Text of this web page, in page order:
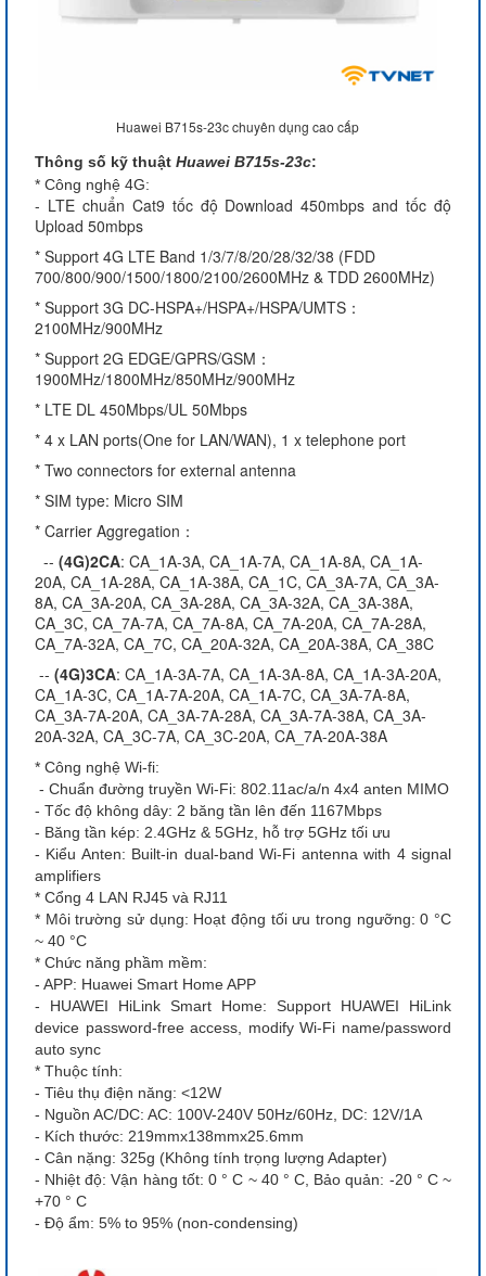
Huawei B715s-23c chuyên dụng cao cấp
Thông số kỹ thuật Huawei B715s-23c:
* Công nghệ 4G:
- LTE chuẩn Cat9 tốc độ Download 450mbps and tốc độ
Upload 50mbps
* Support 4G LTE Band 1/3/7/8/20/28/32/38 (FDD
700/800/900/1500/1800/2100/2600MHz & TDD 2600MHz)
* Support 3G DC-HSPA+/HSPA+/HSPA/UMTS：
2100MHz/900MHz
* Support 2G EDGE/GPRS/GSM：
1900MHz/1800MHz/850MHz/900MHz
* LTE DL 450Mbps/UL 50Mbps
* 4 x LAN ports(One for LAN/WAN), 1 x telephone port
* Two connectors for external antenna
* SIM type: Micro SIM
* Carrier Aggregation：
-- (4G)2CA: CA_1A-3A, CA_1A-7A, CA_1A-8A, CA_1A-
20A, CA_1A-28A, CA_1A-38A, CA_1C, CA_3A-7A, CA_3A-
8A, CA_3A-20A, CA_3A-28A, CA_3A-32A, CA_3A-38A,
CA_3C, CA_7A-7A, CA_7A-8A, CA_7A-20A, CA_7A-28A,
CA_7A-32A, CA_7C, CA_20A-32A, CA_20A-38A, CA_38C
-- (4G)3CA: CA_1A-3A-7A, CA_1A-3A-8A, CA_1A-3A-20A,
CA_1A-3C, CA_1A-7A-20A, CA_1A-7C, CA_3A-7A-8A,
CA_3A-7A-20A, CA_3A-7A-28A, CA_3A-7A-38A, CA_3A-
20A-32A, CA_3C-7A, CA_3C-20A, CA_7A-20A-38A
* Công nghệ Wi-fi:
- Chuẩn đường truyền Wi-Fi: 802.11ac/a/n 4x4 anten MIMO
- Tốc độ không dây: 2 băng tần lên đến 1167Mbps
- Băng tần kép: 2.4GHz & 5GHz, hỗ trợ 5GHz tối ưu
- Kiểu Anten: Built-in dual-band Wi-Fi antenna with 4 signal
amplifiers
* Cổng 4 LAN RJ45 và RJ11
* Môi trường sử dụng: Hoạt động tối ưu trong ngưỡng: 0 °C
~ 40 °C
* Chức năng phầm mềm:
- APP: Huawei Smart Home APP
- HUAWEI HiLink Smart Home: Support HUAWEI HiLink
device password-free access, modify Wi-Fi name/password
auto sync
* Thuộc tính:
- Tiêu thụ điện năng: <12W
- Nguồn AC/DC: AC: 100V-240V 50Hz/60Hz, DC: 12V/1A
- Kích thước: 219mmx138mmx25.6mm
- Cân nặng: 325g (Không tính trọng lượng Adapter)
- Nhiệt độ: Vận hàng tốt: 0 ° C ~ 40 ° C, Bảo quản: -20 ° C ~
+70 ° C
- Độ ẩm: 5% to 95% (non-condensing)